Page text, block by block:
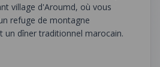
village d'Aroumd, où vous
refuge de montagne
un dîner traditionnel marocain.